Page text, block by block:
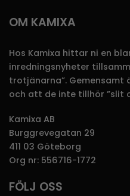
OM KAMIXA
Hos Kamixa hittar ni en
inredningsnyheter
trotjänarna”.
och att de inte tillhör ”slit
Kamixa AB
Burggrevegatan 29
411 03 Göteborg
Org nr: 556716-1772
FÖLJ OSS